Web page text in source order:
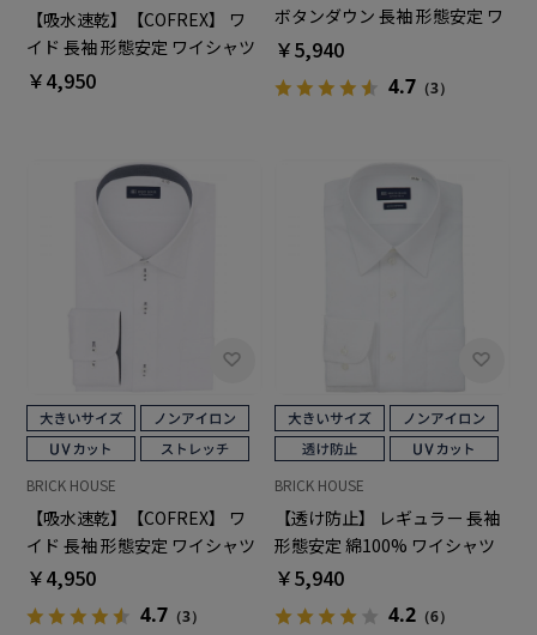
【吸水速乾】【COFREX】 ワ
イド 長袖 形態安定 ワイシャツ
大きいサイズ
￥4,950
ボタンダウン 長袖 形態安定 ワ
イシャツ 大きいサイズ
￥5,940
4.7 （3）
BRICK HOUSE
【吸水速乾】【COFREX】 ワ
イド 長袖 形態安定 ワイシャツ
大きいサイズ
￥4,950
4.7（3）
BRICK HOUSE
【透け防止】 レギュラー 長袖
形態安定 綿100% ワイシャツ
白無地 大きいサイズ
￥5,940
4.2 （6）